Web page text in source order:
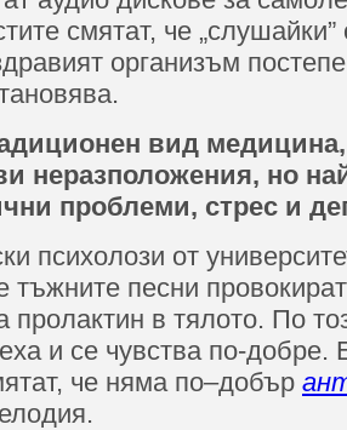
смятат, че
организъм
вид
неразположения, но
проблеми, стрес и
психолози от
тъжните песни
пролактин в тялото. По
и се чувства по-добре.
че няма по–добър